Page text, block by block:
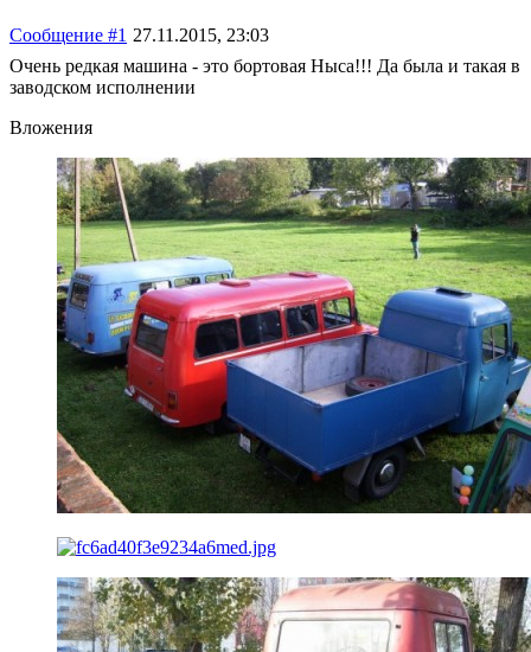
Сообщение #1 27.11.2015, 23:03
Очень редкая машина - это бортовая Ныса!!! Да была и такая в
заводском исполнении
Вложения